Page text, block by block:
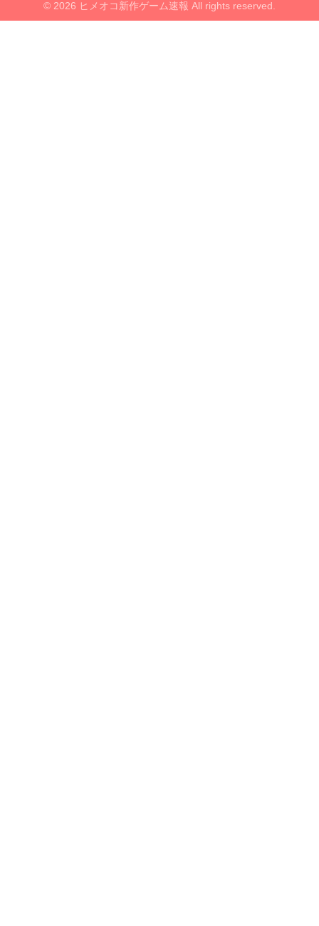
© 2026 ヒメオコ新作ゲーム速報 All rights reserved.